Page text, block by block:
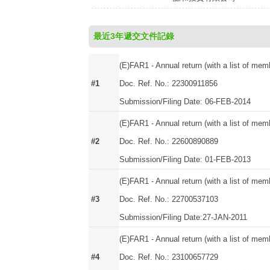
最近3年遞交文件記錄
#1
(E)FAR1 - Annual return (with a list of
Doc. Ref. No.: 22300911856
Submission/Filing Date: 06-FEB-2014
#2
(E)FAR1 - Annual return (with a list of
Doc. Ref. No.: 22600890889
Submission/Filing Date: 01-FEB-2013
#3
(E)FAR1 - Annual return (with a list of
Doc. Ref. No.: 22700537103
Submission/Filing Date:27-JAN-2011
#4
(E)FAR1 - Annual return (with a list of
Doc. Ref. No.: 23100657729